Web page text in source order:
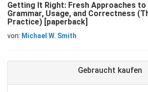
Getting It Right: Fresh Approaches to
Grammar, Usage, and Correctness
Practice) [paperback]
von: Michael W. Smith
Gebraucht kaufen